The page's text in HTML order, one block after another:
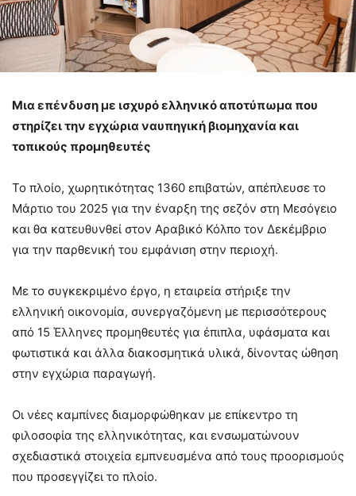
Μια επένδυση με ισχυρό ελληνικό αποτύπωμα που
στηρίζει την εγχώρια ναυπηγική βιομηχανία και
τοπικούς προμηθευτές
Το πλοίο, χωρητικότητας 1360 επιβατών, απέπλευσε το
Μάρτιο του 2025 για την έναρξη της σεζόν στη Μεσόγειο
και θα κατευθυνθεί στον Αραβικό Κόλπο τον Δεκέμβριο
για την παρθενική του εμφάνιση στην περιοχή.
Με το συγκεκριμένο έργο, η εταιρεία στήριξε την
ελληνική οικονομία, συνεργαζόμενη με περισσότερους
από 15 Έλληνες προμηθευτές για έπιπλα, υφάσματα και
φωτιστικά και άλλα διακοσμητικά υλικά, δίνοντας ώθηση
στην εγχώρια παραγωγή.
Οι νέες καμπίνες διαμορφώθηκαν με επίκεντρο τη
φιλοσοφία της ελληνικότητας, και ενσωματώνουν
σχεδιαστικά στοιχεία εμπνευσμένα από τους προορισμούς
που προσεγγίζει το πλοίο.